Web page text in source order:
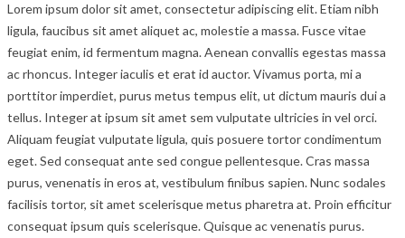
Lorem ipsum dolor sit amet, consectetur adipiscing elit. Etiam nibh
ligula, faucibus sit amet aliquet ac, molestie a massa. Fusce vitae
feugiat enim, id fermentum magna. Aenean convallis egestas massa
ac rhoncus. Integer iaculis et erat id auctor. Vivamus porta, mi a
porttitor imperdiet, purus metus tempus elit, ut dictum mauris dui a
tellus. Integer at ipsum sit amet sem vulputate ultricies in vel orci.
Aliquam feugiat vulputate ligula, quis posuere tortor condimentum
eget. Sed consequat ante sed congue pellentesque. Cras massa
purus, venenatis in eros at, vestibulum finibus sapien. Nunc sodales
facilisis tortor, sit amet scelerisque metus pharetra at. Proin efficitur
consequat ipsum quis scelerisque. Quisque ac venenatis purus.